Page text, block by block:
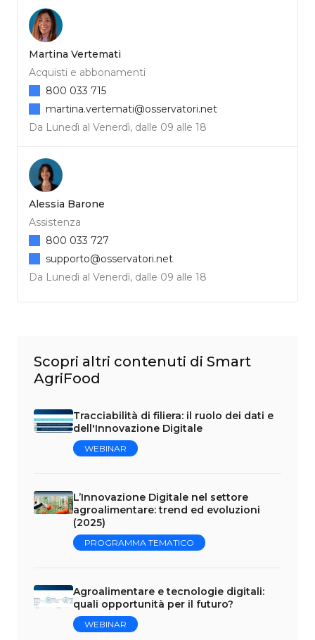
Martina Vertemati
Acquisti e abbonamenti
Da Lunedì al Venerdì, dalle 09 alle 18
800 033 715
martina.vertemati@osservatori.net
Alessia Barone
Assistenza
Da Lunedì al Venerdì, dalle 09 alle 18
800 033 727
supporto@osservatori.net
Scopri altri contenuti di Smart
AgriFood
Tracciabilità di filiera: il ruolo dei dati e
dell'Innovazione Digitale
WEBINAR
L’Innovazione Digitale nel settore
agroalimentare: trend ed evoluzioni
(2025)
PROGRAMMA TEMATICO
Agroalimentare e tecnologie digitali:
quali opportunità per il futuro?
WEBINAR